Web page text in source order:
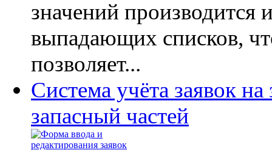
значений производится
выпадающих списков,
позволяет...
Система учёта заявок на
запасный частей